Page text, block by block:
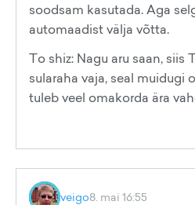
soodsam kasutada. Aga
automaadist välja võtta.
To shiz: Nagu aru saan, siis
sularaha vaja, seal muidugi
tuleb veel omakorda ära
veigo8. mai 16:55